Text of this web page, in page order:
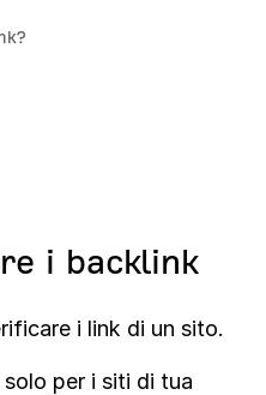
i backlink
i link di un sito.
per i siti di tua